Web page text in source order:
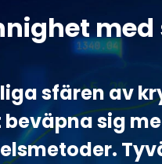
sfären av
sig